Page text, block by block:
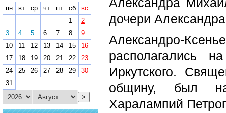
дочери
Александро-
располагались
Иркутского.
общину, был
Харалампий
пн
вт ср чт пт сб
вс
1
2
3
4 5 6 7 8
9
10
11 12 13 14 15
16
17
18 19 20 21 22
23
24
25 26 27 28 29
30
31
>